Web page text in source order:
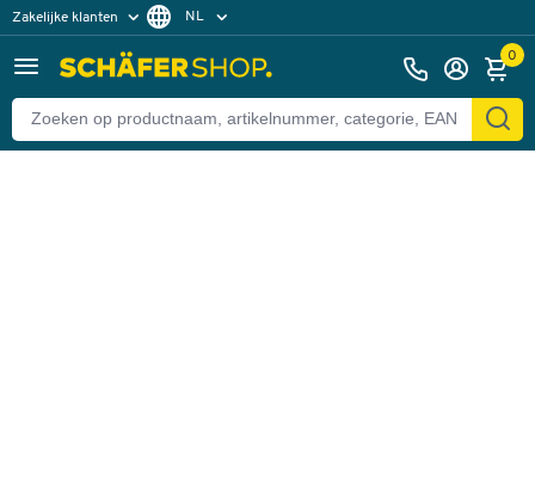
Zakelijke klanten
Particuliere klanten
NL
0
Terug